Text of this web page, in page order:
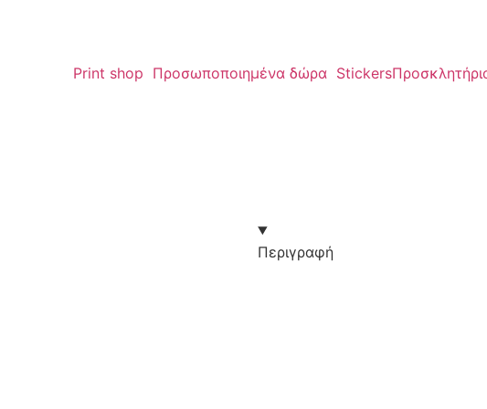
Print shop Προσωποποιημένα δώρα Stickers
Περιγραφή